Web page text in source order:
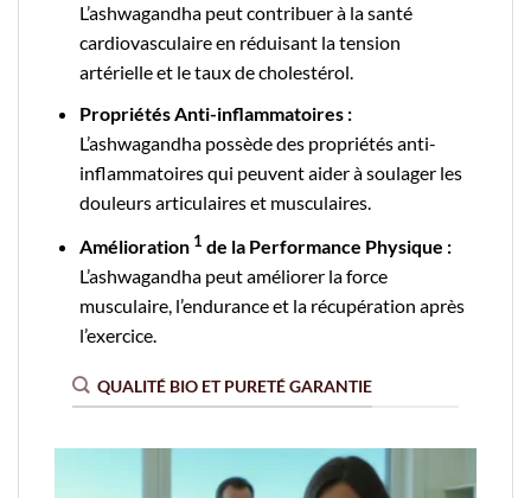
L’ashwagandha peut contribuer à la santé
cardiovasculaire en réduisant la tension
artérielle et le taux de cholestérol.
Propriétés Anti-inflammatoires :
L’ashwagandha possède des propriétés anti-
inflammatoires qui peuvent aider à soulager les
douleurs articulaires et musculaires.
Amélioration 1 de la Performance Physique :
L’ashwagandha peut améliorer la force
musculaire, l’endurance et la récupération après
l’exercice.
QUALITÉ BIO ET PURETÉ GARANTIE